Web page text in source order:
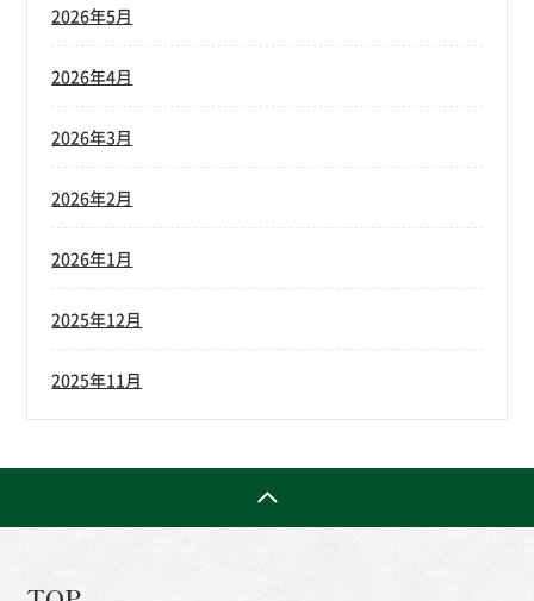
2026年5月
2026年4月
2026年3月
2026年2月
2026年1月
2025年12月
2025年11月